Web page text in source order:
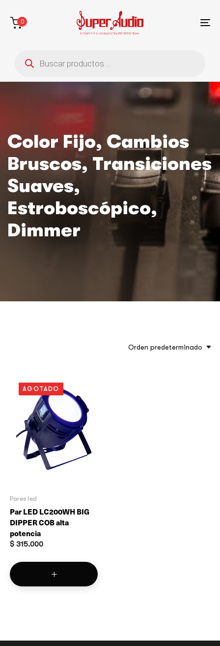
enlaces
contenido
0
productos
Color Fijo, Cambios
Bruscos, Transiciones
Suaves,
Estroboscópico,
Dimmer
Orden predeterminado
AGOTADO
Pares led
Par LED LC200WH BIG
DIPPER COB alta
potencia
$ 315.000